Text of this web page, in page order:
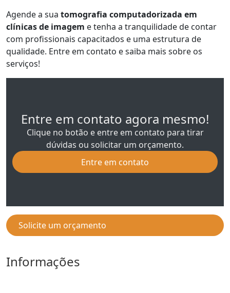
Agende a sua tomografia computadorizada em
clínicas de imagem e tenha a tranquilidade de contar
com profissionais capacitados e uma estrutura de
qualidade. Entre em contato e saiba mais sobre os
serviços!
Entre em contato agora mesmo!
Clique no botão e entre em contato para tirar
dúvidas ou solicitar um orçamento.
Entre em contato
Solicite um orçamento
Informações